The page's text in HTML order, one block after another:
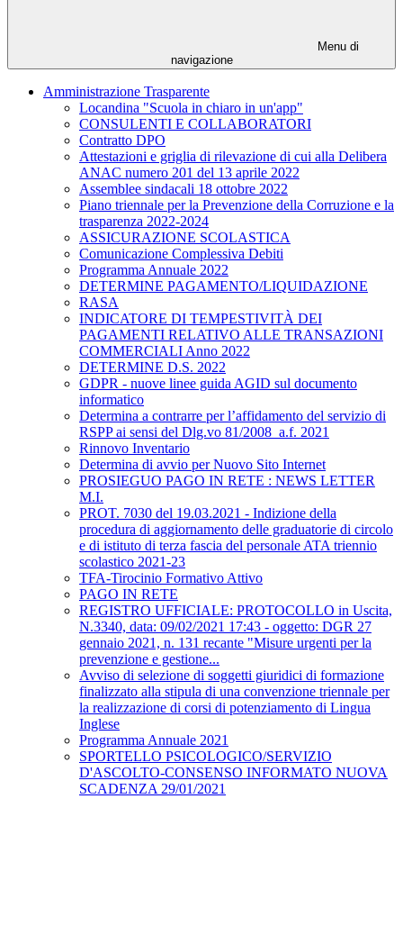
Menu di
navigazione
Amministrazione Trasparente
Locandina "Scuola in chiaro in un'app"
CONSULENTI E COLLABORATORI
Contratto DPO
Attestazioni e griglia di rilevazione di cui alla Delibera
ANAC numero 201 del 13 aprile 2022
Assemblee sindacali 18 ottobre 2022
Piano triennale per la Prevenzione della Corruzione e la
trasparenza 2022-2024
ASSICURAZIONE SCOLASTICA
Comunicazione Complessiva Debiti
Programma Annuale 2022
DETERMINE PAGAMENTO/LIQUIDAZIONE
RASA
INDICATORE DI TEMPESTIVITÀ DEI
PAGAMENTI RELATIVO ALLE TRANSAZIONI
COMMERCIALI Anno 2022
DETERMINE D.S. 2022
GDPR - nuove linee guida AGID sul documento
informatico
Determina a contrarre per l’affidamento del servizio di
RSPP ai sensi del Dlg.vo 81/2008_a.f. 2021
Rinnovo Inventario
Determina di avvio per Nuovo Sito Internet
PROSIEGUO PAGO IN RETE : NEWS LETTER
M.I.
PROT. 7030 del 19.03.2021 - Indizione della
procedura di aggiornamento delle graduatorie di circolo
e di istituto di terza fascia del personale ATA triennio
scolastico 2021-23
TFA-Tirocinio Formativo Attivo
PAGO IN RETE
REGISTRO UFFICIALE: PROTOCOLLO in Uscita,
N.3340, data: 09/02/2021 17:43 - oggetto: DGR 27
gennaio 2021, n. 131 recante "Misure urgenti per la
prevenzione e gestione...
Avviso di selezione di soggetti giuridici di formazione
finalizzato alla stipula di una convenzione triennale per
la realizzazione di corsi di potenziamento di Lingua
Inglese
Programma Annuale 2021
SPORTELLO PSICOLOGICO/SERVIZIO
D'ASCOLTO-CONSENSO INFORMATO NUOVA
SCADENZA 29/01/2021